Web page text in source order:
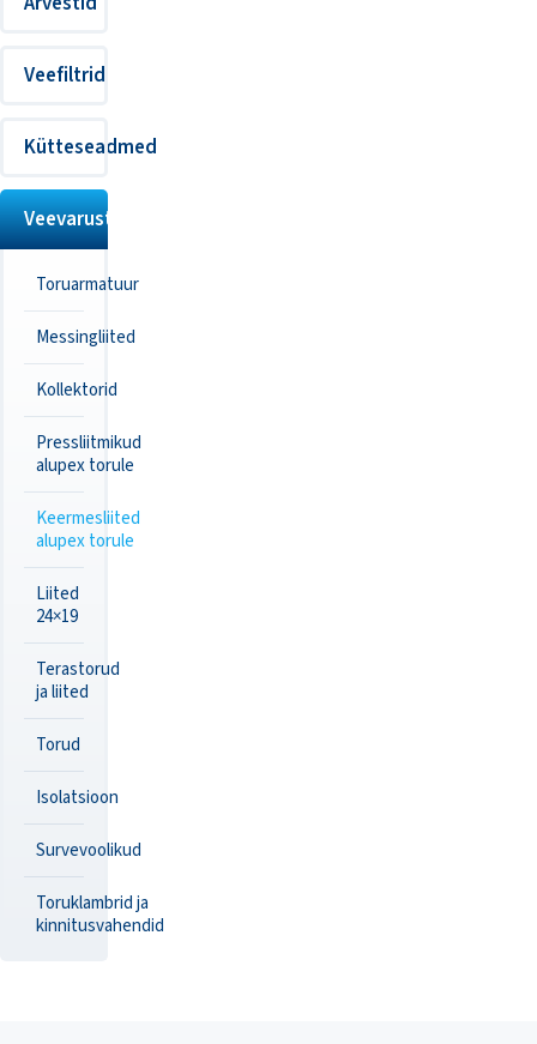
Veefiltrid
Kütteseadmed
Veevarustus
Toruarmatuur
Messingliited
Kollektorid
Pressliitmikud
alupex torule
Keermesliited
alupex torule
Liited
24×19
Terastorud
ja liited
Torud
Isolatsioon
Survevoolikud
Toruklambrid ja
kinnitusvahendid